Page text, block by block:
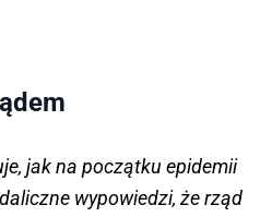
jak na początku epidemii
wypowiedzi, że rząd